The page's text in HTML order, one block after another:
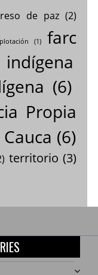
de paz(2)
(1)
farc
(6)
Propia
(6)
territorio (3)